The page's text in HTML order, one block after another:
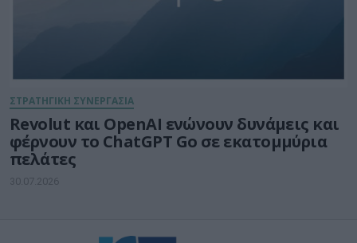
ΣΤΡΑΤΗΓΙΚΗ ΣΥΝΕΡΓΑΣΙΑ
Revolut και OpenAI ενώνουν δυνάμεις και
φέρνουν το ChatGPT Go σε εκατομμύρια
πελάτες
30.07.2026